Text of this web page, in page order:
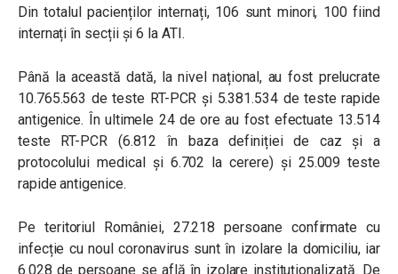
Din totalul pacienților internați, 106 sunt minori, 100 fiind
internați în secții și 6 la ATI.
Până la această dată, la nivel național, au fost prelucrate
10.765.563 de teste RT-PCR și 5.381.534 de teste rapide
antigenice. În ultimele 24 de ore au fost efectuate 13.514
teste RT-PCR (6.812 în baza definiției de caz și a
protocolului medical și 6.702 la cerere) și 25.009 teste
rapide antigenice.
Pe teritoriul României, 27.218 persoane confirmate cu
infecție cu noul coronavirus sunt în izolare la domiciliu, iar
6.028 de persoane se află în izolare instituționalizată. De